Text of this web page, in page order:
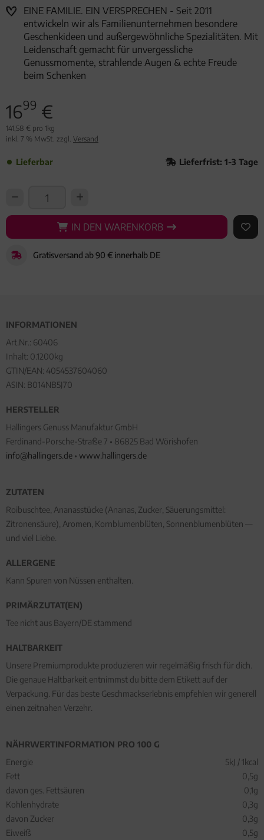
EINE FAMILIE. EIN VERSPRECHEN - Seit 2011
entwickeln wir als Familienunternehmen besondere
Geschenkideen und außergewöhnliche Spezialitäten. Mit
Leidenschaft gemacht für unvergessliche
Genussmomente, strahlende Augen & echte Freude
beim Schenken
1699 €
141,58 € pro 1kg
inkl. 7 % MwSt. zzgl. Versand
Lieferbar Lieferfrist: 1-3 Tage
IN DEN WARENKORB
IN DEN WARENKORB AUF
Gratisversand ab 90 € innerhalb DE
INFORMATIONEN
Art.Nr.: 60406
Inhalt: 0.1200kg
GTIN/EAN: 4054537604060
ASIN: B014NB5J70
HERSTELLER
Hallingers Genuss Manufaktur GmbH
Ferdinand-Porsche-Straße 7 • 86825 Bad Wörishofen
info@hallingers.de • www.hallingers.de
ZUTATEN
Roibuschtee, Ananasstücke (Ananas, Zucker, Säuerungsmittel:
Zitronensäure), Aromen, Kornblumenblüten, Sonnenblumenblüten —
und viel Liebe.
ALLERGENE
Kann Spuren von Nüssen enthalten.
PRIMÄRZUTAT(EN)
Tee nicht aus Bayern/DE stammend
HALTBARKEIT
Unsere Premiumprodukte produzieren wir regelmäßig frisch für dich.
Die genaue Haltbarkeit entnimmst du bitte dem Etikett auf der
Verpackung. Für das beste Geschmackserlebnis empfehlen wir generell
einen zeitnahen Verzehr.
NÄHRWERTINFORMATION PRO 100 G
Energie
5kJ / 1kcal
Fett
0,5g
davon ges. Fettsäuren
0,1g
Kohlenhydrate
0,3g
davon Zucker
0,3g
Eiweiß
0,5g